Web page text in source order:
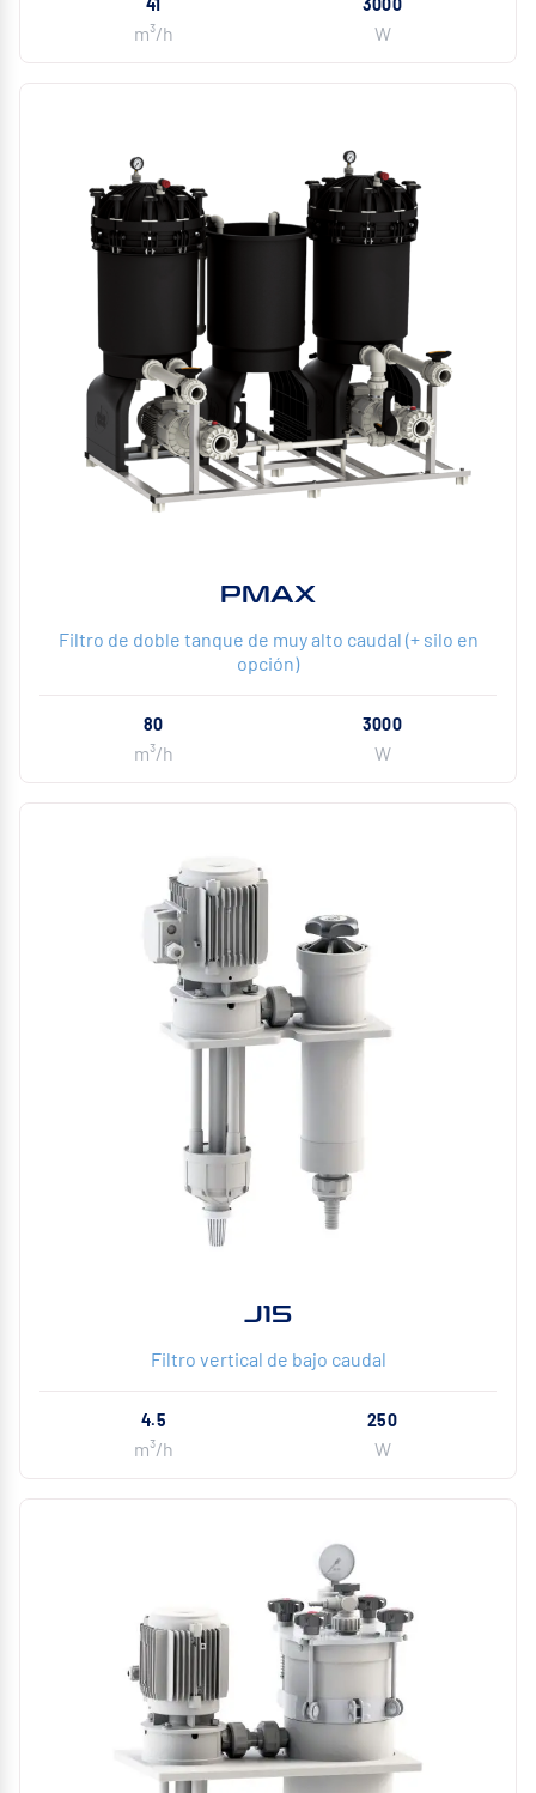
41
m³/h
3000
W
PMAX
Filtro de doble tanque de muy alto caudal (+ silo en
opción)
80
m³/h
3000
W
J15
Filtro vertical de bajo caudal
4.5
m³/h
250
W